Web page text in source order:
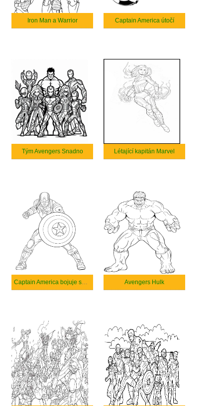
Iron Man a Warrior Captain America útočí
Tým Avengers Snadno Létající kapitán Marvel
Captain America bojuje se zlem. Avengers Hulk